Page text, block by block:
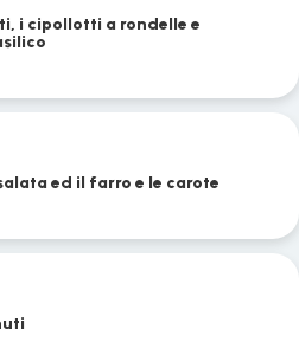
i cipollotti a rondelle e
ed il farro e le carote